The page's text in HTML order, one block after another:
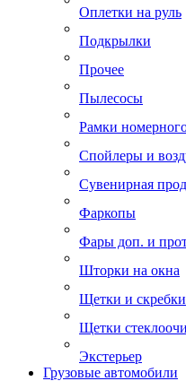
Оплетки на руль
Подкрылки
Прочее
Пылесосы
Рамки
Спойлеры и
Сувенирная
Фаркопы
Фары доп. и
Шторки на окна
Щетки и скребки
Щетки
Экстерьер
Грузовые автомобили